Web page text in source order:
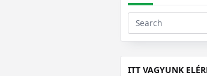
Search
for:
ITT VAGYUNK